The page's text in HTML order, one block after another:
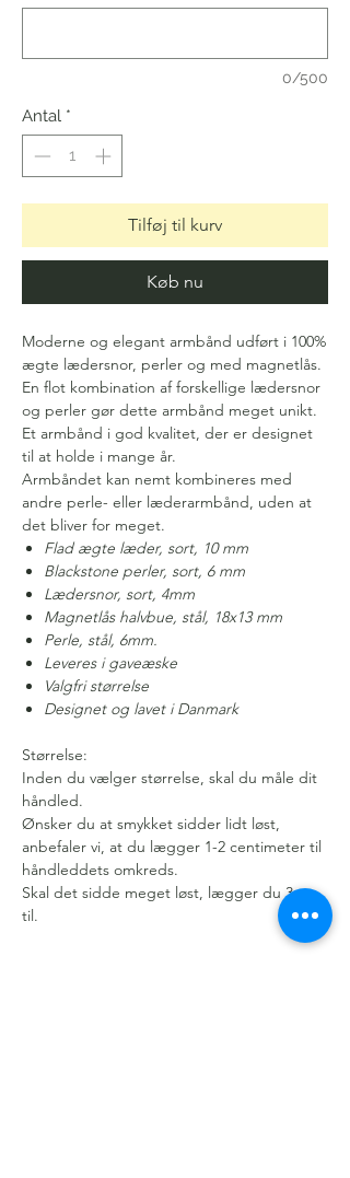
0/500
Antal *
Tilføj til kurv
Køb nu
Moderne og elegant armbånd udført i 100%
ægte lædersnor, perler og med magnetlås.
En flot kombination af forskellige lædersnor
og perler gør dette armbånd meget unikt.
Et armbånd i god kvalitet, der er designet
til at holde i mange år.
Armbåndet kan nemt kombineres med
andre perle- eller læderarmbånd, uden at
det bliver for meget.
Flad ægte læder, sort, 10 mm
Blackstone perler, sort, 6 mm
Lædersnor, sort, 4mm
Magnetlås halvbue, stål, 18x13 mm
Perle, stål, 6mm.
Leveres i gaveæske
Valgfri størrelse
Designet og lavet i Danmark
Størrelse:
Inden du vælger størrelse, skal du måle dit
håndled.
Ønsker du at smykket sidder lidt løst,
anbefaler vi, at du lægger 1-2 centimeter til
håndleddets omkreds.
Skal det sidde meget løst, lægger du 3 cm
til.